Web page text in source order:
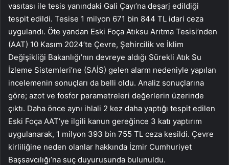
vasıtası ile tesis yanındaki Gali Çayı’na deşarj edildiği
tespit edildi. Tesise 1 milyon 671 bin 844 TL idari ceza
uygulandı. Öte yandan Eski Foça Atıksu Arıtma Tesisi’nden
(AAT) 10 Kasım 2024’te Çevre, Şehircilik ve İklim
Değişikliği Bakanlığı’nın devreye aldığı Sürekli Atık Su
İzleme Sistemleri’ne (SAİS) gelen alarm nedeniyle yapılan
incelemenin sonuçları da belli oldu. Analiz sonuçlarına
göre; azot ve fosfor parametreleri değerlerin üzerinde
çıktı. Daha önce aynı ihlali 2 kez daha yaptığı tespit edilen
Eski Foça AAT’ye ilgili kanun gereğince 3 katı yaptırım
uygulanarak, 1 milyon 393 bin 755 TL ceza kesildi. Çevre
kirliliğine neden olanlar hakkında İzmir Cumhuriyet
Başsavcılığı’na suç duyurusunda bulunuldu.